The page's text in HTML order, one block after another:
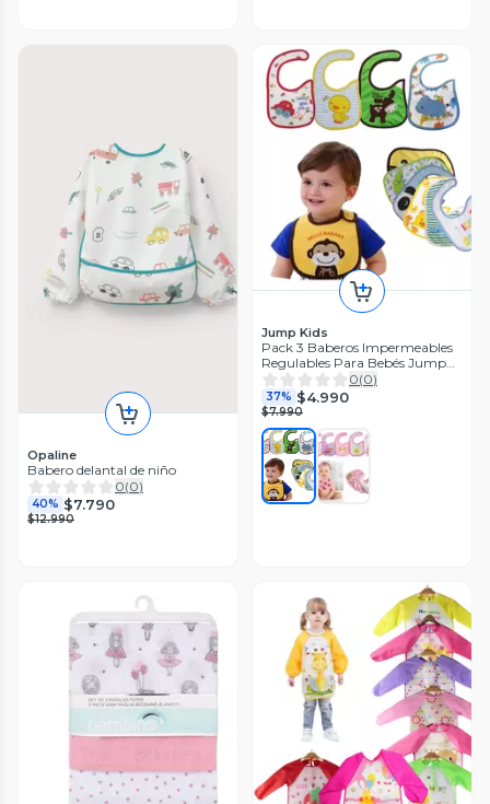
Opaline
Babero delantal de niño
0(0)
40% $7.790
$12.990
Jump Kids
Pack 3 Baberos Impermeables
Regulables Para Bebés Jump
Kids
0(0)
37% $4.990
$7.990